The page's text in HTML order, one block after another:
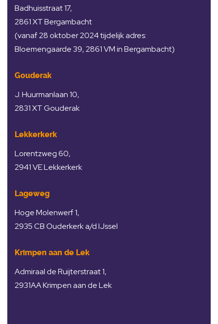
Badhuisstraat 17,
2861 XT Bergambacht
(vanaf 28 oktober 2024 tijdelijk adres:
Bloemengaarde 39, 2861 VM in Bergambacht)
Gouderak
J. Huurmanlaan 10,
2831 XT Gouderak
Lekkerkerk
Lorentzweg 60,
2941 VE Lekkerkerk
Lageweg
Hoge Molenwerf 1,
2935 CB Ouderkerk a/d IJssel
Krimpen aan de Lek
Admiraal de Ruijterstraat 1,
2931AA Krimpen aan de Lek